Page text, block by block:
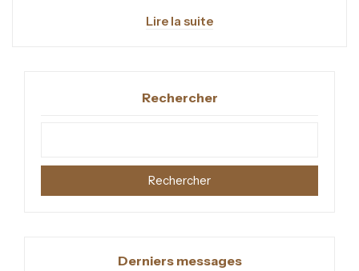
Lire la suite
Rechercher
Rechercher
Derniers messages